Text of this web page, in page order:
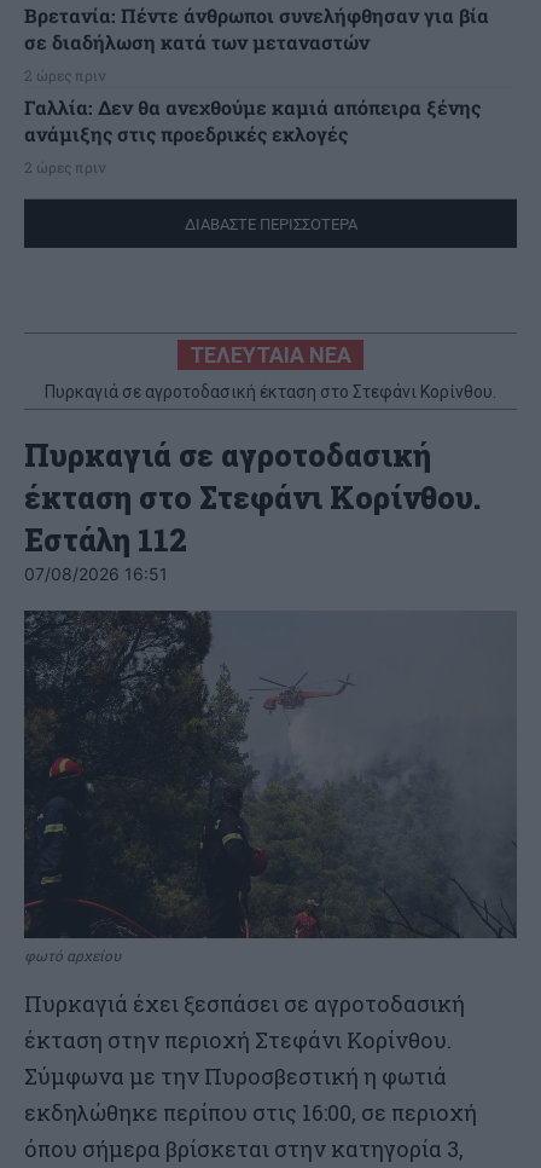
Βρετανία: Πέντε άνθρωποι συνελήφθησαν για βία
σε διαδήλωση κατά των μεταναστών
2 ώρες πριν
Γαλλία: Δεν θα ανεχθούμε καμιά απόπειρα ξένης
ανάμιξης στις προεδρικές εκλογές
2 ώρες πριν
ΔΙΑΒΑΣΤΕ ΠΕΡΙΣΣΟΤΕΡΑ